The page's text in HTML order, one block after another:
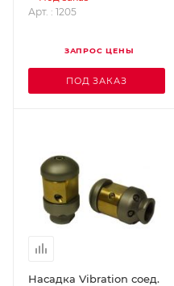
Арт. : 1205
ЗАПРОС ЦЕНЫ
ПОД ЗАКАЗ
Насадка Vibration соед.